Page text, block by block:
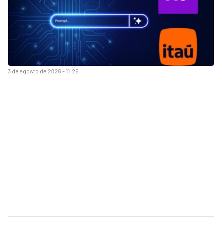
3 de agosto de 2026 - 11:26